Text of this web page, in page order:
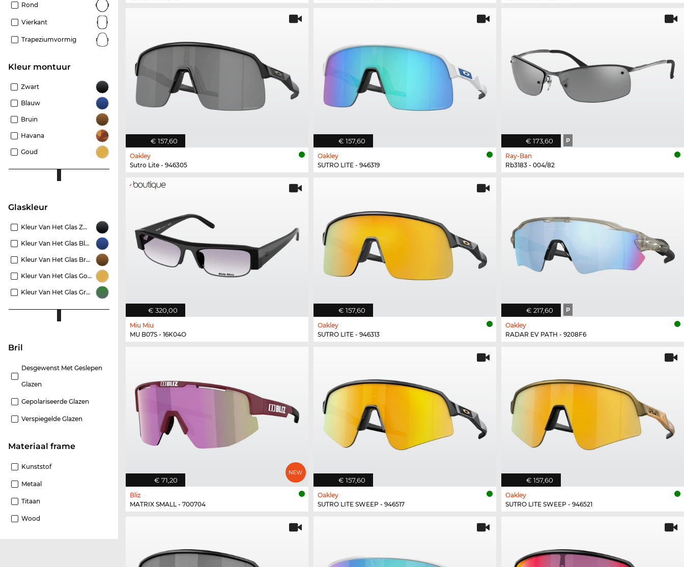
Rond
Vierkant
Trapeziumvormig
Kleur montuur
Zwart
Blauw
Bruin
Havana
Goud
Glaskleur
Kleur Van Het Glas Zwart
Kleur Van Het Glas Blauw
Kleur Van Het Glas Bruin
Kleur Van Het Glas Goud
Kleur Van Het Glas Groen
Bril
Desgewenst Met Geslepen
Glazen
Gepolariseerde Glazen
Verspiegelde Glazen
Materiaal frame
Kunststof
Metaal
Titaan
Wood
€ 157,60
Oakley
Sutro Lite - 946305
€ 157,60
Oakley
SUTRO LITE - 946319
€ 173,60 P
Ray-Ban
Rb3183 - 004/82
€ 320,00
Miu Miu
MU B07S - 16K04O
€ 157,60
Oakley
SUTRO LITE - 946313
€ 217,60 P
Oakley
RADAR EV PATH - 9208F6
€ 71,20
Bliz
MATRIX SMALL - 700704
€ 157,60
Oakley
SUTRO LITE SWEEP - 946517
€ 157,60
Oakley
SUTRO LITE SWEEP - 946521